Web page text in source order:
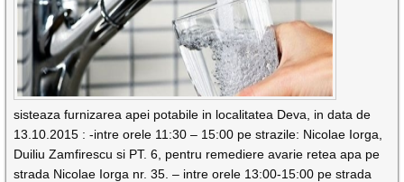
sisteaza furnizarea apei potabile in localitatea Deva, in data de
13.10.2015 : -intre orele 11:30 – 15:00 pe strazile: Nicolae Iorga,
Duiliu Zamfirescu si PT. 6, pentru remediere avarie retea apa pe
strada Nicolae Iorga nr. 35. – intre orele 13:00-15:00 pe strada